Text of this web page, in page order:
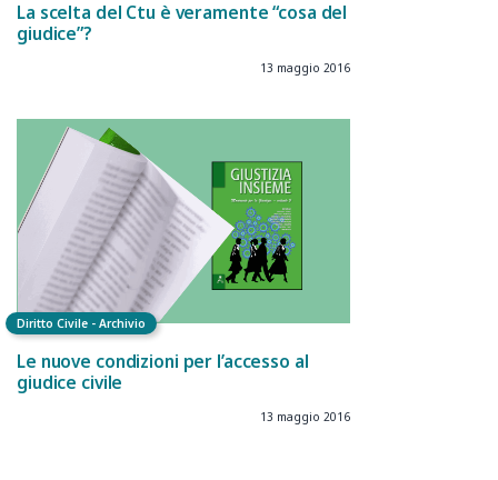
La scelta del Ctu è veramente “cosa del
giudice”?
13 maggio 2016
Diritto Civile - Archivio
Le nuove condizioni per l’accesso al
giudice civile
13 maggio 2016